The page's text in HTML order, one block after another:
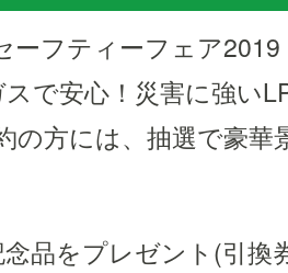
ーフティーフェア2019
で安心！災害に強い
の方には、抽選で豪華
品をプレゼント(引換